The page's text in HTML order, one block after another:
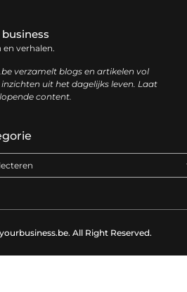
verhalen.
verzamelt blogs en artikelen vol
uit het dagelijks leven. Laat
content.
All Right Reserved.​